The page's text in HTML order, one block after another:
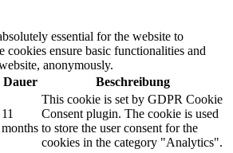
essential for the website to
cookies ensure basic functionalities and
anonymously.
Dauer Beschreibung
11
months
This cookie is set by GDPR Cookie
Consent plugin. The cookie is used
to store the user consent for the
cookies in the category "Analytics".